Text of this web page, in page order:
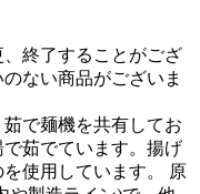
終了することがござ
ない商品がございま
で麺機を共有してお
茹でています。揚げ
使用しています。 原